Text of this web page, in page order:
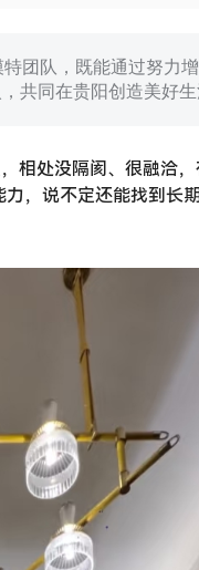
团队，既能通过努力
共同在贵阳创造美好生
相处没隔阂、很融洽
，说不定还能找到长